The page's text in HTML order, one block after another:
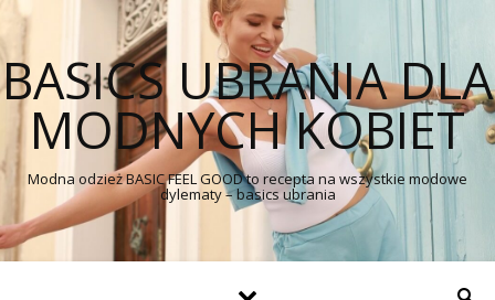
BASICS UBRANIA DLA
MODNYCH KOBIET
Modna odzież BASIC FEEL GOOD to recepta na wszystkie modowe
dylematy – basics ubrania